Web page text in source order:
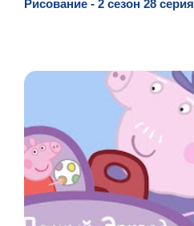
Рисование - 2 сезон 28 серия